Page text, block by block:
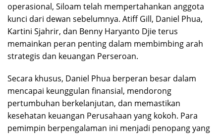
operasional, Siloam telah mempertahankan anggota
kunci dari dewan sebelumnya. Atiff Gill, Daniel Phua,
Kartini Sjahrir, dan Benny Haryanto Djie terus
memainkan peran penting dalam membimbing arah
strategis dan keuangan Perseroan.
Secara khusus, Daniel Phua berperan besar dalam
mencapai keunggulan finansial, mendorong
pertumbuhan berkelanjutan, dan memastikan
kesehatan keuangan Perusahaan yang kokoh. Para
pemimpin berpengalaman ini menjadi penopang yang